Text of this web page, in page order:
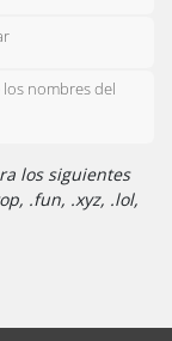
nombres del
los siguientes
.fun, .xyz, .lol,